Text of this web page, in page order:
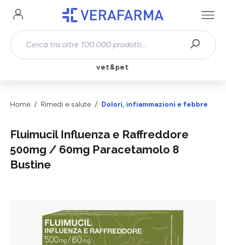
Passa al contenuto principale
vet&pet
Home Rimedi e salute Dolori, infiammazioni e febbre
Fluimucil Influenza e Raffreddore
500mg / 60mg Paracetamolo 8
Bustine